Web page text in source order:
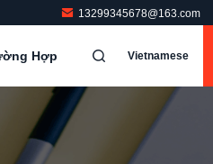
13299345678@163.com
Hợp Vietnamese